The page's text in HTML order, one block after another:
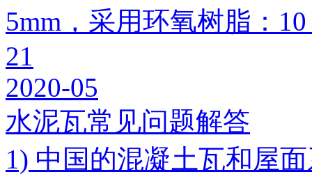
5mm，采用环氧树脂：
21
2020-05
水泥瓦常见问题解答
1) 中国的混凝土瓦和屋